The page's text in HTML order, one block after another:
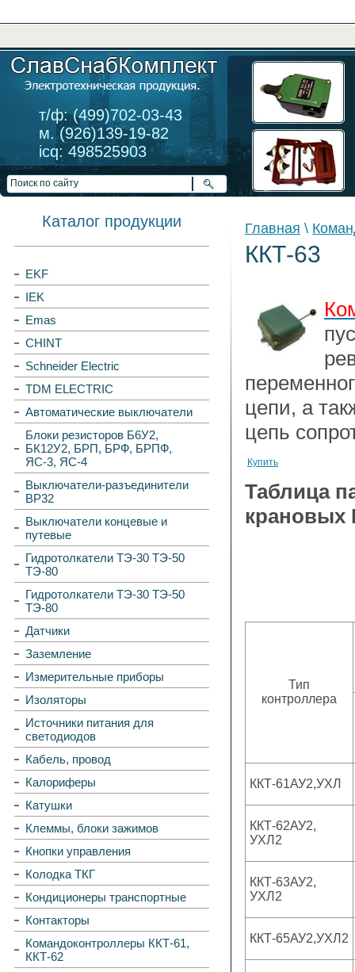
т/ф: (499)702-03-43
м. (926)139-19-82
icq: 498525903
Каталог продукции
EKF
IEK
Emas
CHINT
Schneider Electric
TDM ELECTRIC
Автоматические выключатели
Блоки резисторов Б6У2,
БК12У2, БРП, БРФ, БРПФ,
ЯС-3, ЯС-4
Выключатели-разъединители
ВР32
Выключатели концевые и
путевые
Гидротолкатели ТЭ-30 ТЭ-50
ТЭ-80
Гидротолкатели ТЭ-30 ТЭ-50
ТЭ-80
Датчики
Заземление
Измерительные приборы
Изоляторы
Источники питания для
светодиодов
Кабель, провод
Калориферы
Катушки
Клеммы, блоки зажимов
Кнопки управления
Колодка ТКГ
Кондиционеры транспортные
Контакторы
Командоконтроллеры ККТ-61,
ККТ-62
Главная \
ККТ-63
цепи, а
цепь
Купить
Таблица
крановых
Тип
контроллера
ККТ-61АУ2,УХЛ
ККТ-62АУ2,
УХЛ2
ККТ-63АУ2,
УХЛ2
ККТ-65АУ2,УХЛ2